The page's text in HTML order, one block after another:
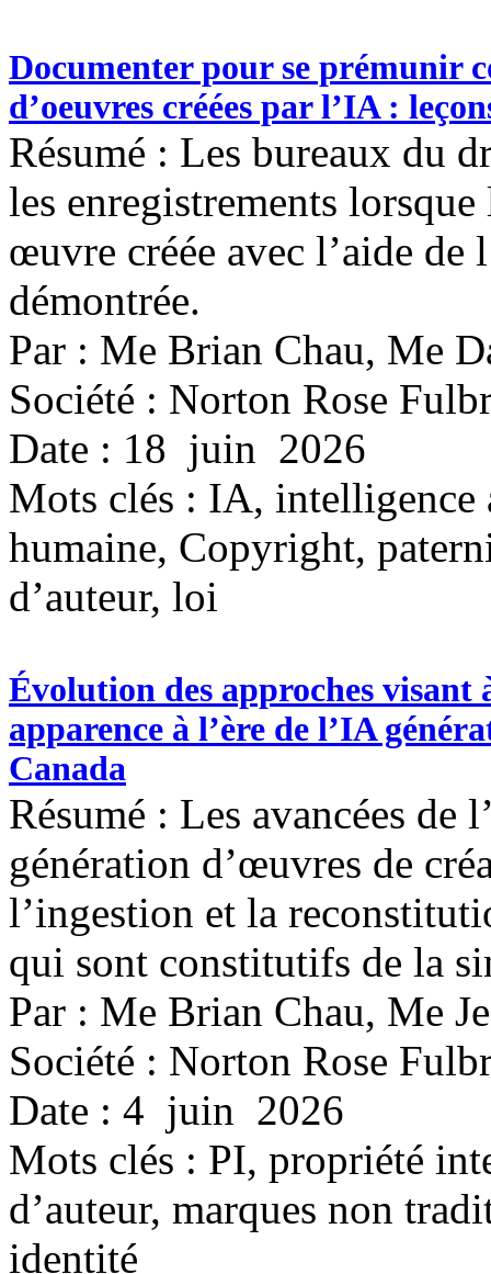
Documenter pour se prémunir
d’oeuvres créées par l’IA :
Résumé : Les bureaux du
les enregistrements
œuvre créée avec l’aide de
démontrée.
Par : Me Brian Chau, Me
Société : Norton Rose
Date : 18 juin 2026
Mots clés : IA, intelligence
humaine, Copyright,
d’auteur, loi
Évolution des approches visant
apparence à l’ère de l’IA
Canada
Résumé : Les avancées
génération d’œuvres de
l’ingestion et la
qui sont constitutifs de la
Par : Me Brian Chau, Me
Société : Norton Rose
Date : 4 juin 2026
Mots clés : PI, propriété
d’auteur, marques non
identité